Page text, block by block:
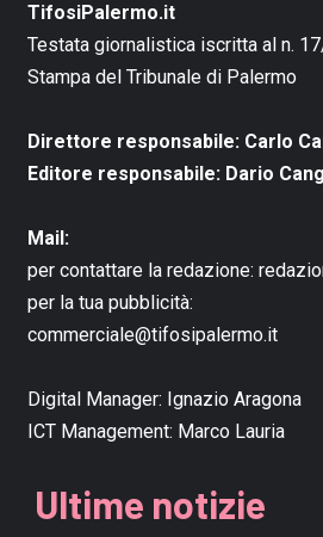
TifosiPalermo.it
Testata giornalistica iscritta al n.
Stampa del Tribunale di Palermo
Direttore responsabile: Carlo
Editore responsabile: Dario
Mail:
per contattare la redazione:
per la tua pubblicità:
commerciale@tifosipalermo.it
Digital Manager: Ignazio Aragona
ICT Management: Marco Lauria
Ultime notizie